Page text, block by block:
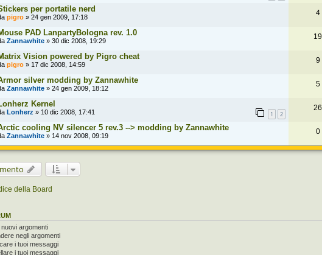
per portatile nerd
pigro » 24 gen 2009, 17:18 4
PAD LanpartyBologna rev. 1.0
Zannawhite » 30 dic 2008, 19:29 19
Vision powered by Pigro cheat
pigro » 17 dic 2008, 14:59 9
silver modding by Zannawhite
Zannawhite » 24 gen 2009, 18:12 5
Kernel
Lonherz » 10 dic 2008, 17:41 1 2
26
cooling NV silencer 5 rev.3 --> modding by Zannawhite
Zannawhite » 14 nov 2008, 09:19 0
della Board
argomenti
negli argomenti
i tuoi messaggi
i tuoi messaggi